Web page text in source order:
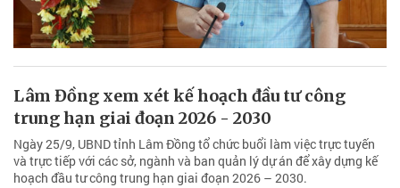
Lâm Đồng xem xét kế hoạch đầu tư công
trung hạn giai đoạn 2026 - 2030
Ngày 25/9, UBND tỉnh Lâm Đồng tổ chức buổi làm việc trực tuyến
và trực tiếp với các sở, ngành và ban quản lý dự án để xây dựng kế
hoạch đầu tư công trung hạn giai đoạn 2026 – 2030.